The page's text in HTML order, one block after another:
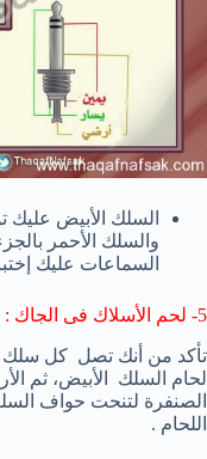
السلك الأبيض عليك
والسلك الأحمر
السماعات عليك
5- لحم الأسلاك فى الجاك :
تأكد من أنك تصل كل سلك
لحام السلك
الأبيض، ثم
الصنفرة لتنحت حواف
اللحام .